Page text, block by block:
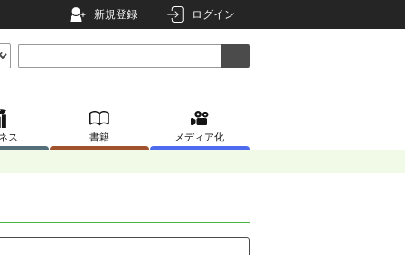
新規登録 ログイン
ス 書籍 メディア化